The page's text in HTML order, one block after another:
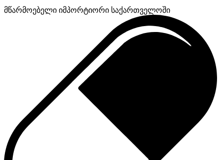
მწარმოებელი იმპორტიორი საქართველოში